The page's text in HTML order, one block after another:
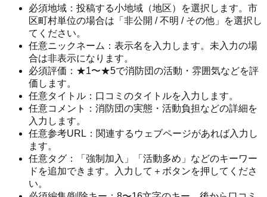
必須地域 ： 投稿する小地域（地区）を選択します。市
区町村単位の場合は「非公開 / 不明 / その他」を選択し
てください。
任意ニックネーム ： 表示名を入力します。未入力の場
合は非表示になります。
必須評価 ： ★1〜★5で消防団の活動・雰囲気などを評
価します。
任意タイトル ： 口コミのタイトルを入力します。
任意コメント ： 消防団の実態・活動負担などの詳細を
入力します。
任意参考URL ： 関連するウェブページがあれば入力し
ます。
任意タグ ：
「強制加入」「活動多め」などのキーワー
ドを追加できます。入力して＋ボタンを押してくださ
い。